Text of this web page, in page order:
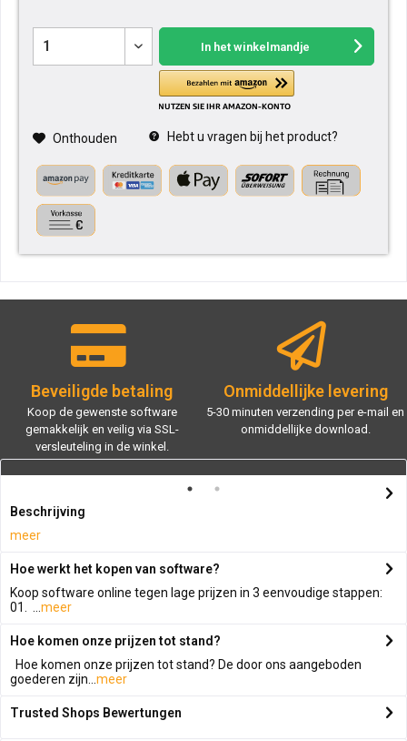
In het winkelmandje
Onthouden Hebt u vragen bij het product?
Beveiligde betaling
Koop de gewenste software
gemakkelijk en veilig via SSL-
versleuteling in de winkel.
Onmiddellijke levering
5-30 minuten verzending per e-mail en
onmiddellijke download.
Beschrijving
meer
Hoe werkt het kopen van software?
Koop software online tegen lage prijzen in 3 eenvoudige stappen:
01. ... meer
Hoe komen onze prijzen tot stand?
Hoe komen onze prijzen tot stand? De door ons aangeboden
goederen zijn... meer
Trusted Shops Bewertungen